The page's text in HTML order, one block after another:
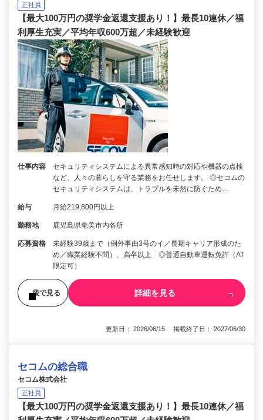
正社員
【最大100万円の奨学金返還支援あり！】最長10連休／福
利厚生充実／平均年収600万超／未経験歓迎
仕事内容
セキュリティシステムによる異常感知時の対応や機器の点検
など、人々の暮らしを守る業務をお任せします。 ◎セコムの
セキュリティシステムは、トラブルを未然に防ぐため…
給与 月給219,800円以上
勤務地 鹿児島県奄美市内各所
応募資格
未経験39歳まで（例外事由3号のイ／長期キャリア形成のた
め／職業経験不問）、高卒以上 ◎普通自動車運転免許（AT
限定可）
後で見る 詳細を見る
更新日： 2026/06/15 掲載終了日： 2027/06/30
セコムの総合職
セコム株式会社
正社員
【最大100万円の奨学金返還支援あり！】最長10連休／福